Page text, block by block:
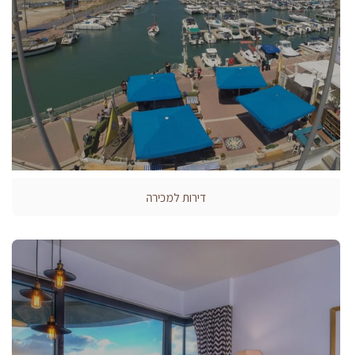
דירות למכירה